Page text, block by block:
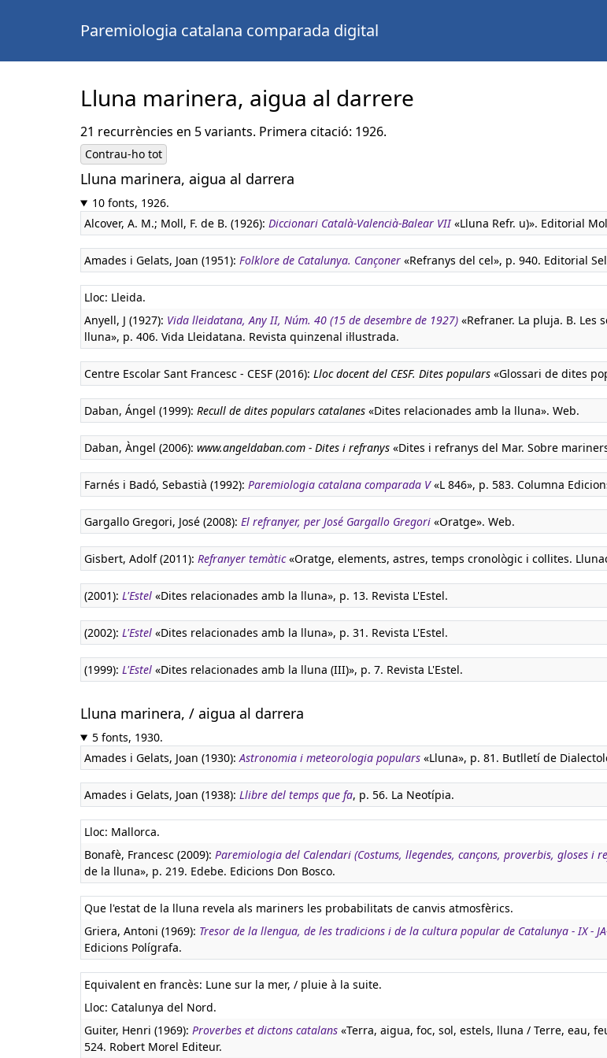
Paremiologia catalana comparada digital
Lluna marinera, aigua al darrere
21 recurrències en 5 variants. Primera citació: 1926.
Contrau-ho tot
Lluna marinera, aigua al darrera
10 fonts, 1926.
Alcover, A. M.; Moll, F. de B. (1926): Diccionari Català-Valencià-Balear VII«Lluna Refr. u)». Editorial
Amades i Gelats, Joan (1951): Folklore de Catalunya. Cançoner «Refranys del cel», p. 940. Editorial
Lloc: Lleida.
Anyell, J (1927): Vida lleidatana, Any II, Núm. 40 (15 de desembre de 1927) «Refraner. La pluja. B. Les
lluna», p. 406. Vida Lleidatana. Revista quinzenal il·lustrada.
Centre Escolar Sant Francesc - CESF (2016): Lloc docent del CESF. Dites populars «Glossari de dites
Daban, Ángel (1999): Recull de dites populars catalanes «Dites relacionades amb la lluna». Web.
Daban, Àngel (2006): www.angeldaban.com - Dites i refranys «Dites i refranys del Mar. Sobre
Farnés i Badó, Sebastià (1992): Paremiologia catalana comparada V«L 846», p. 583. Columna
Gargallo Gregori, José (2008): El refranyer, per José Gargallo Gregori «Oratge». Web.
Gisbert, Adolf (2011): Refranyer temàtic«Oratge, elements, astres, temps cronològic i collites.
(2001): L'Estel «Dites relacionades amb la lluna», p. 13. Revista L'Estel.
(2002): L'Estel «Dites relacionades amb la lluna», p. 31. Revista L'Estel.
(1999): L'Estel «Dites relacionades amb la lluna (III)», p. 7. Revista L'Estel.
Lluna marinera, / aigua al darrera
5 fonts, 1930.
Amades i Gelats, Joan (1930):Astronomia i meteorologia populars «Lluna», p. 81. Butlletí de
Amades i Gelats, Joan (1938): Llibre del temps que fa, p. 56. La Neotípia.
Lloc: Mallorca.
Bonafè, Francesc (2009): Paremiologia del Calendari (Costums, llegendes, cançons, proverbis, gloses i
de la lluna», p. 219. Edebe. Edicions Don Bosco.
Que l'estat de la lluna revela als mariners les probabilitats de canvis atmosfèrics.
Griera, Antoni (1969): Tresor de la llengua, de les tradicions i de la cultura popular de Catalunya - IX -
Edicions Polígrafa.
Equivalent en francès: Lune sur la mer, / pluie à la suite.
Lloc: Catalunya del Nord.
Guiter, Henri (1969): Proverbes et dictons catalans «Terra, aigua, foc, sol, estels, lluna / Terre, eau,
524. Robert Morel Editeur.